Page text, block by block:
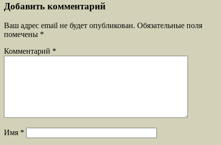
Добавить комментарий
Ваш адрес email не будет опубликован. Обязательные поля
помечены *
Комментарий *
Имя *